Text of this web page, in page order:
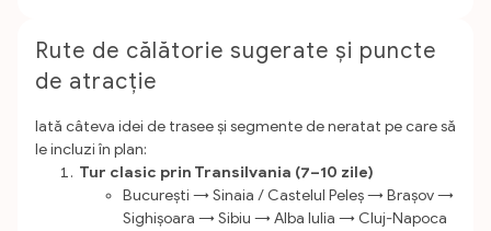
Rute de călătorie sugerate și puncte
de atracție
Iată câteva idei de trasee și segmente de neratat pe care să
le incluzi în plan:
Tur clasic prin Transilvania (7–10 zile)
București → Sinaia / Castelul Peleș → Brașov →
Sighișoara → Sibiu → Alba Iulia → Cluj-Napoca